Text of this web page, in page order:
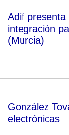
Adif presenta
integración
(Murcia)
González
electrónicas